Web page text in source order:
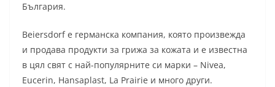
България.
Beiersdorf е германска компания, която произвежда
и продава продукти за грижа за кожата и е известна
в цял свят с най-популярните си марки – Nivea,
Eucerin, Hansaplast, La Prairie и много други.